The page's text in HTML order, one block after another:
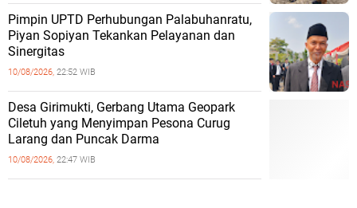
Pimpin UPTD Perhubungan Palabuhanratu,
Piyan Sopiyan Tekankan Pelayanan dan
Sinergitas
10/08/2026, 22:52 WIB
Desa Girimukti, Gerbang Utama Geopark
Ciletuh yang Menyimpan Pesona Curug
Larang dan Puncak Darma
10/08/2026, 22:47 WIB